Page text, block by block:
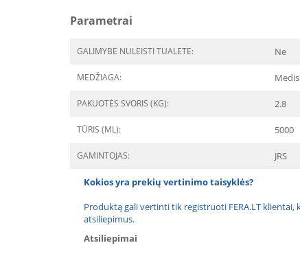
Parametrai
GALIMYBĖ NULEISTI TUALETE: Ne
MEDŽIAGA: Medis
PAKUOTĖS SVORIS (KG): 2.8
TŪRIS (ML): 5000
GAMINTOJAS: JRS
Kokios yra prekių vertinimo taisyklės?
Produktą gali vertinti tik registruoti FERA.LT
atsiliepimus.
Atsiliepimai